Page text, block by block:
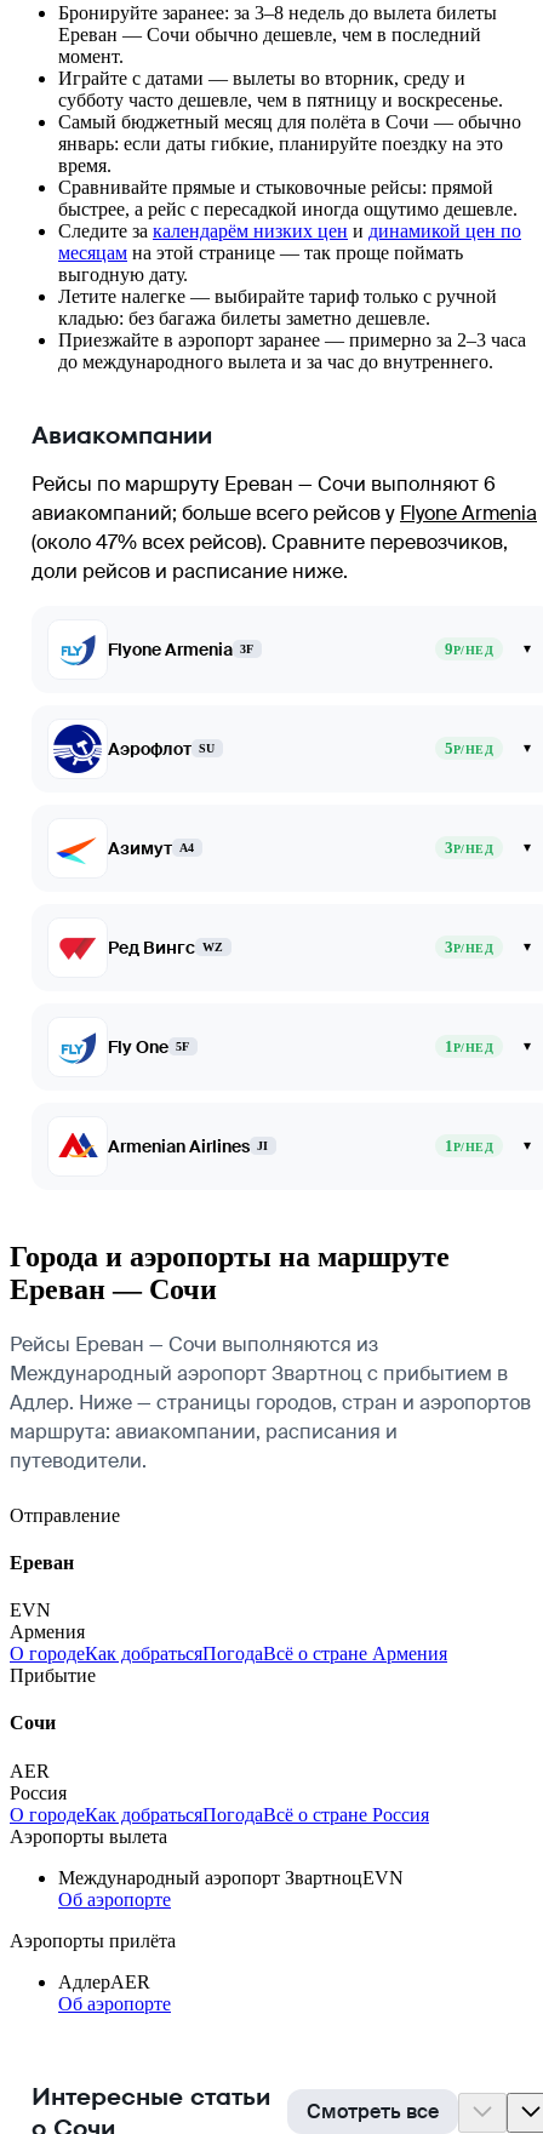
Бронируйте заранее: за 3–8 недель до вылета билеты
Ереван — Сочи обычно дешевле, чем в последний
момент.
Играйте с датами — вылеты во вторник, среду и
субботу часто дешевле, чем в пятницу и воскресенье.
Самый бюджетный месяц для полёта в Сочи — обычно
январь: если даты гибкие, планируйте поездку на это
время.
Сравнивайте прямые и стыковочные рейсы: прямой
быстрее, а рейс с пересадкой иногда ощутимо дешевле.
Следите за календарём низких цен и динамикой цен по
месяцам на этой странице — так проще поймать
выгодную дату.
Летите налегке — выбирайте тариф только с ручной
кладью: без багажа билеты заметно дешевле.
Приезжайте в аэропорт заранее — примерно за 2–3 часа
до международного вылета и за час до внутреннего.
Авиакомпании
Рейсы по маршруту Ереван — Сочи выполняют 6
авиакомпаний; больше всего рейсов у Flyone Armenia
(около 47% всех рейсов). Сравните перевозчиков,
доли рейсов и расписание ниже.
Flyone Armenia 3F 9Р/НЕД ▾
Аэрофлот SU 5Р/НЕД ▾
Азимут A4 3Р/НЕД ▾
Ред Вингс WZ 3Р/НЕД ▾
Fly One 5F 1Р/НЕД ▾
Armenian Airlines JI 1Р/НЕД ▾
Города и аэропорты на маршруте
Ереван — Сочи
Рейсы Ереван — Сочи выполняются из
Международный аэропорт Звартноц с прибытием в
Адлер. Ниже — страницы городов, стран и аэропортов
маршрута: авиакомпании, расписания и
путеводители.
Отправление
Ереван
EVN
Армения
О городеКак добратьсяПогодаВсё о стране Армения
Прибытие
Сочи
AER
Россия
О городеКак добратьсяПогодаВсё о стране Россия
Аэропорты вылета
Международный аэропорт ЗвартноцEVN
Об аэропорте
Аэропорты прилёта
АдлерAER
Об аэропорте
Интересные статьи
Смотреть все